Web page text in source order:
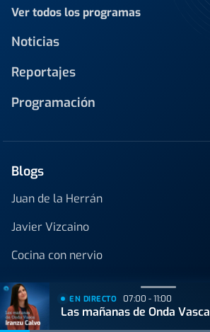
Ver todos los programas
Noticias
Reportajes
Programación
Blogs
Juan de la Herrán
Javier Vizcaino
Cocina con nervio
EN DIRECTO 07:00 - 11:00
Las mañanas de Onda Vasca